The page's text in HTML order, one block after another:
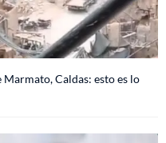
Caldas: esto es lo